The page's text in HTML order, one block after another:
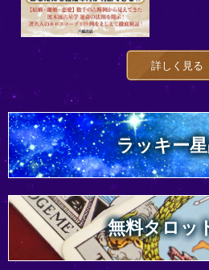
詳しく見る
ラッキー
無料タロッ